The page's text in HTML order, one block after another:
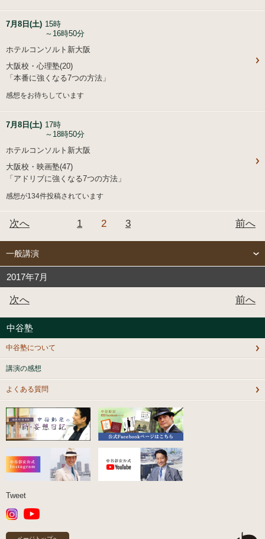
7月8日(土) 15時
～16時50分
ホテルコンソルト新大阪
大阪校・心理塾(20)
「本番に強くなる7つの方法」
感想をお待ちしています
7月8日(土) 17時
～18時50分
ホテルコンソルト新大阪
大阪校・映画塾(47)
「アドリブに強くなる7つの方法」
感想が134件投稿されています
前へ
1 2 3
次へ
一般講演
2017年7月
前へ
次へ
中谷塾
中谷塾について
講演の感想
よくある質問
Tweet